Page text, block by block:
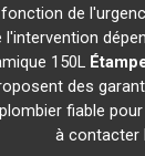
de
150L
des
fiable
à contacter